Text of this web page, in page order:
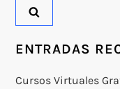
ENTRADAS
Cursos Virtuales